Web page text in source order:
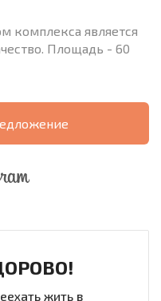
комплекса является
Площадь - 60
жить в